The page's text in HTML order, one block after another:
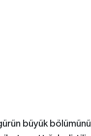
büyük